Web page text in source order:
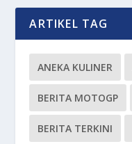
ARTIKEL TAG
ANEKA KULINER
BERITA MOTOGP
BERITA TERKINI